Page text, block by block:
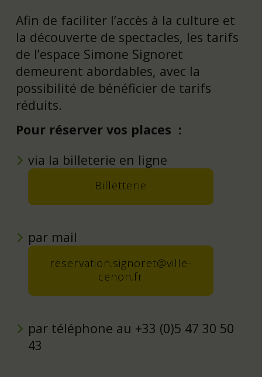
Afin de faciliter l’accès à la culture et
la découverte de spectacles, les tarifs
de l’espace Simone Signoret
demeurent abordables, avec la
possibilité de bénéficier de tarifs
réduits.
Pour réserver vos places :
via la billeterie en ligne
Billetterie
par mail
reservation.signoret@ville-
cenon.fr
par téléphone au +33 (0)5 47 30 50
43